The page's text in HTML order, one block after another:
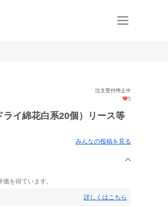
注文受付停止中
5
ライ綿花白系20個）リース等
みんなの投稿を見る
を得ています。
詳しくはこちら